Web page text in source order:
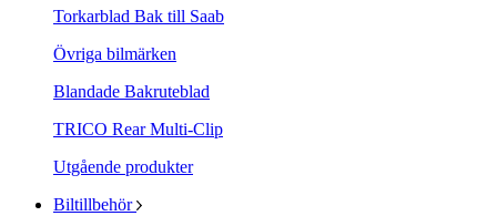
Torkarblad Bak till Saab
Övriga bilmärken
Blandade Bakruteblad
TRICO Rear Multi-Clip
Utgående produkter
Biltillbehör